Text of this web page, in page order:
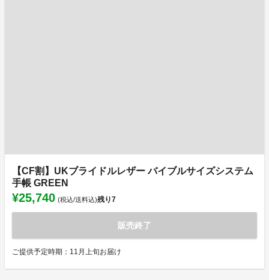
【CF割】UKブライドルレザー バイブルサイズシステム
手帳 GREEN
¥25,740 (税込/送料込)残り7
販売終了
ご提供予定時期：11月上旬お届け